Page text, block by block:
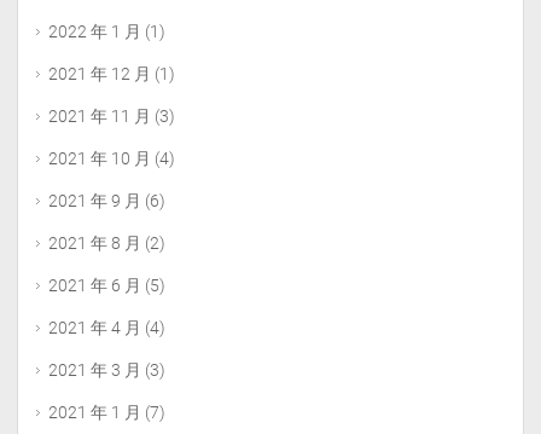
2022 年 1 月 (1)
2021 年 12 月 (1)
2021 年 11 月 (3)
2021 年 10 月 (4)
2021 年 9 月 (6)
2021 年 8 月 (2)
2021 年 6 月 (5)
2021 年 4 月 (4)
2021 年 3 月 (3)
2021 年 1 月 (7)